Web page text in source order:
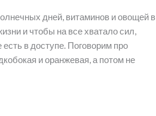
дней, витаминов и овощей в
и чтобы на все хватало сил,
в доступе. Поговорим про
и оранжевая, а потом не